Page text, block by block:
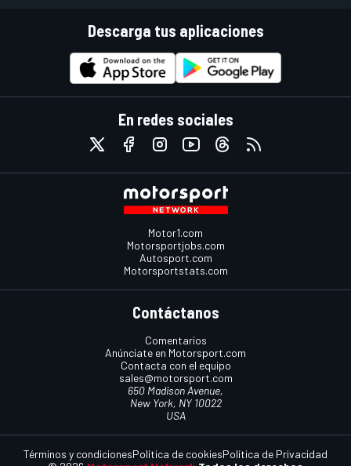
Descarga tus aplicaciones
En redes sociales
Motor1.com
Motorsportjobs.com
Autosport.com
Motorsportstats.com
Contáctanos
Comentarios
Anúnciate en Motorsport.com
Contacta con el equipo
sales@motorsport.com
650 Madison Avenue,
New York, NY 10022
USA
Términos y condicionesPolítica de cookiesPolítica de Privacidad